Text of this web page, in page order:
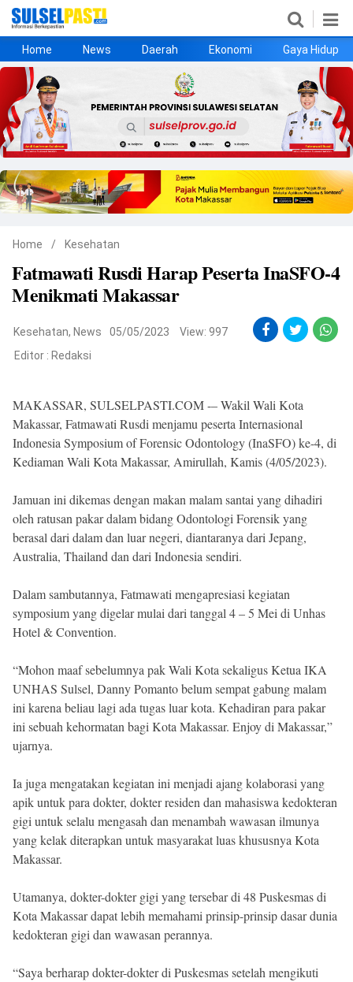
Home
News
Daerah
Ekonomi
Gaya Hidup
Kesehatan
Metro
Nasional
Hukrim
Olahraga
Politik
UMKM
Opini
©
Copyright
2026
All
Reserved
Home News Daerah Ekonomi Gaya Hidup
Home / Kesehatan
Fatmawati Rusdi Harap Peserta InaSFO-4
Menikmati Makassar
Kesehatan, News 05/05/2023
View: 997
Editor : Redaksi
MAKASSAR, SULSELPASTI.COM -– Wakil Wali Kota
Makassar, Fatmawati Rusdi menjamu peserta Internasional
Indonesia Symposium of Forensic Odontology (InaSFO) ke-4, di
Kediaman Wali Kota Makassar, Amirullah, Kamis (4/05/2023).
Jamuan ini dikemas dengan makan malam santai yang dihadiri
oleh ratusan pakar dalam bidang Odontologi Forensik yang
berasal dari dalam dan luar negeri, diantaranya dari Jepang,
Australia, Thailand dan dari Indonesia sendiri.
Dalam sambutannya, Fatmawati mengapresiasi kegiatan
symposium yang digelar mulai dari tanggal 4 – 5 Mei di Unhas
Hotel & Convention.
“Mohon maaf sebelumnya pak Wali Kota sekaligus Ketua IKA
UNHAS Sulsel, Danny Pomanto belum sempat gabung malam
ini karena beliau lagi ada tugas luar kota. Kehadiran para pakar
ini sebuah kehormatan bagi Kota Makassar. Enjoy di Makassar,”
ujarnya.
Ia juga mengatakan kegiatan ini menjadi ajang kolaborasi yang
apik untuk para dokter, dokter residen dan mahasiswa kedokteran
gigi untuk selalu mengasah dan menambah wawasan ilmunya
yang kelak diterapkan untuk masyarakat luas khususnya Kota
Makassar.
Utamanya, dokter-dokter gigi yang tersebar di 48 Puskesmas di
Kota Makassar dapat lebih memahami prinsip-prinsip dasar dunia
kedokteran gigi dan wawasan perannya.
“Saya berharap dokter-dokter di Puskesmas setelah mengikuti